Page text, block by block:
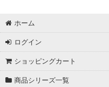
ホーム
ログイン
ショッピングカート
商品シリーズ一覧